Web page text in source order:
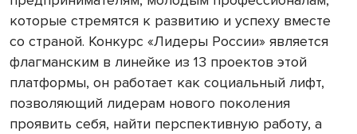
которые стремятся к развитию и успеху вместе
со страной. Конкурс «Лидеры России» является
флагманским в линейке из 13 проектов этой
платформы, он работает как социальный лифт,
позволяющий лидерам нового поколения
проявить себя, найти перспективную работу, а